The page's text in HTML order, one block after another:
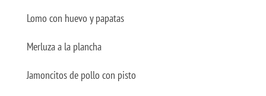
Lomo con huevo y papatas
Merluza a la plancha
Jamoncitos de pollo con pisto